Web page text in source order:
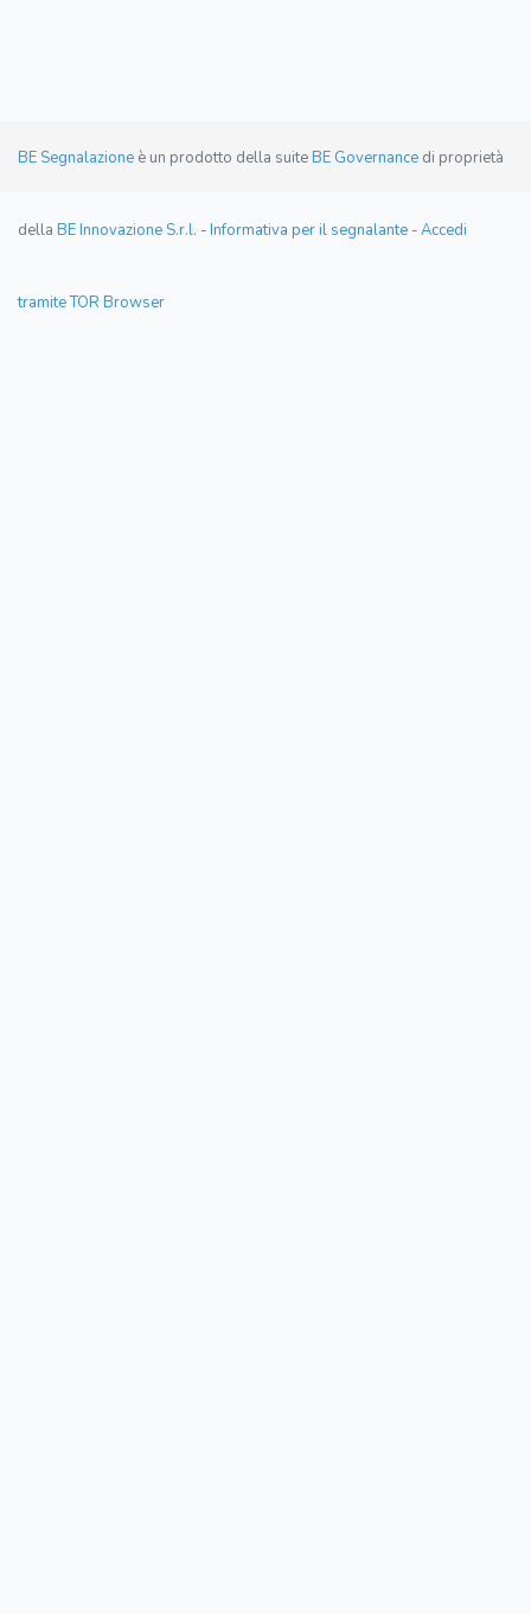
BE Segnalazione è un prodotto della suiteBE Governance di proprietà
della BE Innovazione S.r.l. -Informativa per il segnalante -Accedi
tramite TOR Browser